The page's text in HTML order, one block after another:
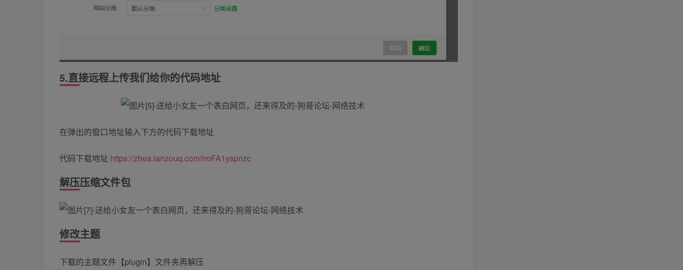
5.直接远程上传我们给你的代码地址
在弹出的窗口地址输入下方的代码下载地址
代码下载地址 https://zhea.lanzouq.com/iroFA1yspnzc
解压压缩文件包
修改主题
下载的主题文件【plugin】文件夹再解压